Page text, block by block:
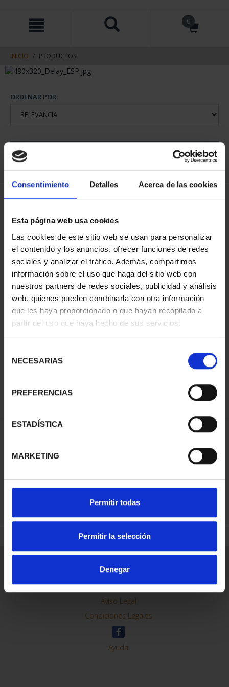
Consentimiento Detalles Acerca de las cookies
Esta página web usa cookies
Las cookies de este sitio web se usan para personalizar
el contenido y los anuncios, ofrecer funciones de redes
sociales y analizar el tráfico. Además, compartimos
información sobre el uso que haga del sitio web con
nuestros partners de redes sociales, publicidad y análisis
web, quienes pueden combinarla con otra información
que les haya proporcionado o que hayan recopilado a
partir del uso que haya hecho de sus servicios.
NECESARIAS
PREFERENCIAS
ESTADÍSTICA
MARKETING
Permitir todas
Permitir la selección
Denegar
contenido
navegacin
0
INICIO PRODUCTOS
ORDENAR POR:
1 Productos encontrados
73,00 €
REFINAR
Contacto
Preguntas Frequentes (FAQs)
Aviso Legal
Condiciones Legales
Ayuda